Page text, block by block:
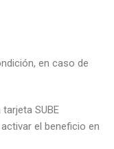
en caso de
SUBE
el beneficio en